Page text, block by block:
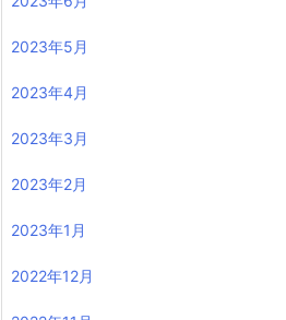
2023年5月
2023年4月
2023年3月
2023年2月
2023年1月
2022年12月